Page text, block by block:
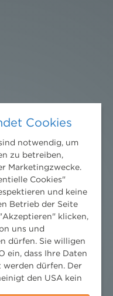
Cookies
notwendig, um
zu betreiben,
Marketingzwecke.
Cookies"
und keine
Betrieb der Seite
klicken,
uns und
dürfen. Sie willigen
ein, dass Ihre Daten
werden dürfen. Der
den USA kein